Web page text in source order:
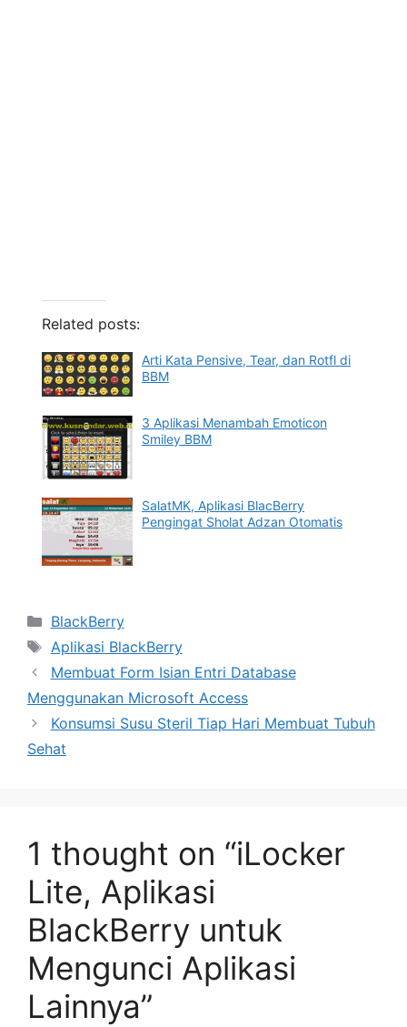
Related posts:
Arti Kata Pensive, Tear, dan Rotfl di
BBM
3 Aplikasi Menambah Emoticon
Smiley BBM
SalatMK, Aplikasi BlacBerry
Pengingat Sholat Adzan Otomatis
Categories
BlackBerry
Tags
Aplikasi BlackBerry
Membuat Form Isian Entri Database
Menggunakan Microsoft Access
Konsumsi Susu Steril Tiap Hari Membuat Tubuh
Sehat
1 thought on “iLocker
Lite, Aplikasi
BlackBerry untuk
Mengunci Aplikasi
Lainnya”